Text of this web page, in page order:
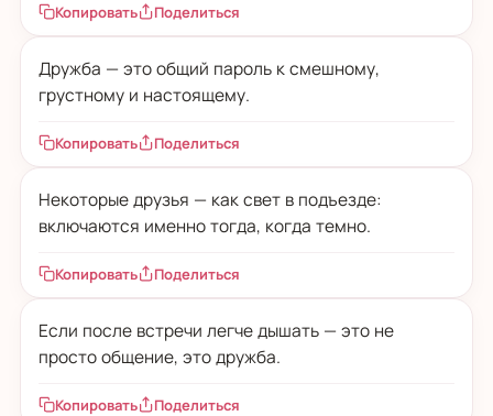
Копировать Поделиться
Дружба — это общий пароль к смешному,
грустному и настоящему.
Копировать Поделиться
Некоторые друзья — как свет в подъезде:
включаются именно тогда, когда темно.
Копировать Поделиться
Если после встречи легче дышать — это не
просто общение, это дружба.
Копировать Поделиться